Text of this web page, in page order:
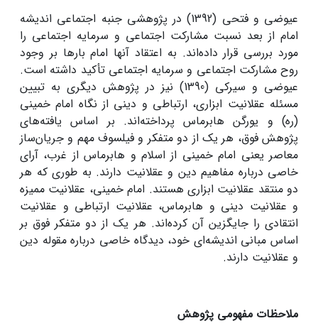
عیوضی و فتحی (1392) در پژوهشی جنبه اجتماعی اندیشه
امام از بعد نسبت مشارکت اجتماعی و سرمایه اجتماعی را
مورد بررسی قرار داده‌اند. به اعتقاد آنها امام بارها بر وجود
روح مشارکت اجتماعی و سرمایه اجتماعی تأکید داشته است.
عیوضی و سیرکی (1390) نیز در پژوهش دیگری به تبیین
مسئله عقلانیت ابزاری، ارتباطی و دینی از نگاه امام خمینی
(ره) و یورگن هابرماس پرداخته‌اند. بر اساس یافته‌های
پژوهش فوق، هر یک از دو متفکر و فیلسوف مهم و جریان‌ساز
معاصر یعنی امام خمینی از اسلام و هابرماس از غرب، آرای
خاصی درباره مفاهیم دین و عقلانیت دارند. به طوری که هر
دو منتقد عقلانیت ابزاری هستند. امام خمینی، عقلانیت ممیزه
و عقلانیت دینی و هابرماس، عقلانیت ارتباطی و عقلانیت
انتقادی را جایگزین آن کرده‌اند. هر یک از دو متفکر فوق بر
اساس مبانی اندیشه‌ای خود، دیدگاه خاصی درباره مقوله دین
و عقلانیت دارند.
ملاحظات مفهومی پژوهش